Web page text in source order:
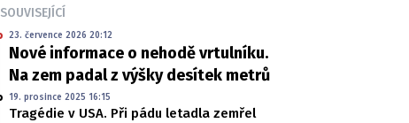
SOUVISEJÍCÍ
23. července 2026 20:12
Nové informace o nehodě vrtulníku.
Na zem padal z výšky desítek metrů
19. prosince 2025 16:15
Tragédie v USA. Při pádu letadla zemřel